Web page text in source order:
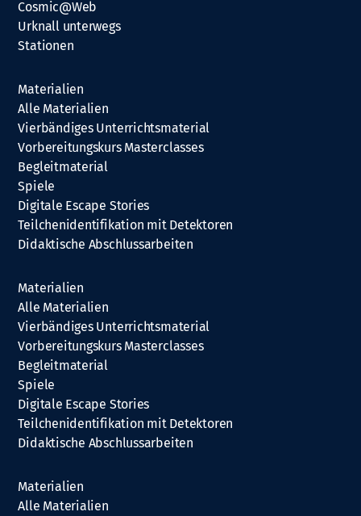
Cosmic@Web
Urknall unterwegs
Stationen
Materialien
Alle Materialien
Vierbändiges Unterrichtsmaterial
Vorbereitungskurs Masterclasses
Begleitmaterial
Spiele
Digitale Escape Stories
Teilchenidentifikation mit Detektoren
Didaktische Abschlussarbeiten
Materialien
Alle Materialien
Vierbändiges Unterrichtsmaterial
Vorbereitungskurs Masterclasses
Begleitmaterial
Spiele
Digitale Escape Stories
Teilchenidentifikation mit Detektoren
Didaktische Abschlussarbeiten
Materialien
Alle Materialien